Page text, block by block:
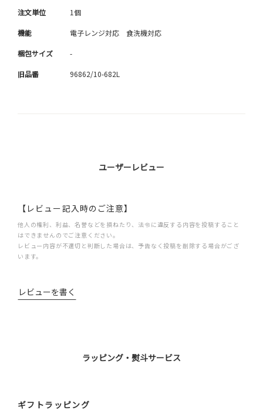
注文単位 1個
機能 電子レンジ対応 食洗機対応
梱包サイズ -
旧品番 96862/10-682L
ユーザーレビュー
【レビュー記入時のご注意】
他人の権利、利益、名誉などを損ねたり、法令に違反する内容を投稿すること
はできませんのでご注意ください。
レビュー内容が不適切と判断した場合は、予告なく投稿を削除する場合がござ
います。
レビューを書く
ラッピング・熨斗サービス
ギフトラッピング